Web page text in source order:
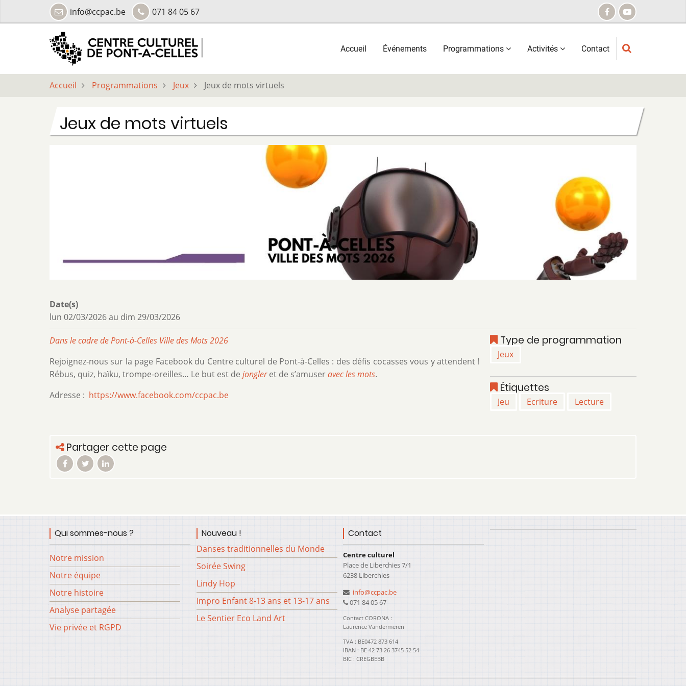
info@ccpac.be 071 84 05 67
Main
navigation
Accueil Événements Programmations Activités Contact
Accueil Programmations Jeux Jeux de mots virtuels
Jeux de mots virtuels
Date(s)
lun 02/03/2026au dim 29/03/2026
Dans le cadre de Pont-à-Celles Ville des Mots 2026
Rejoignez-nous sur la page Facebook du Centre culturel de Pont-à-Celles : des défis cocasses vous y attendent !
Rébus, quiz, haïku, trompe-oreilles… Le but est de jongleret de s’amuseravec lesmots.
Adresse : https://www.facebook.com/ccpac.be
Type de programmation
Jeux
Étiquettes
Jeu Ecriture Lecture
Partager cette page
Qui sommes-nous ?
Notre mission
Notre équipe
Notre histoire
Analyse partagée
Vie privée et RGPD
Nouveau !
Danses traditionnelles du Monde
Soirée Swing
Lindy Hop
Impro Enfant 8-13 ans et 13-17 ans
Le Sentier Eco Land Art
Contact
Centre culturel
Place de Liberchies 7/1
6238 Liberchies
info@ccpac.be
071 84 05 67
Contact CORONA :
Laurence Vandermeren
TVA : BE0472 873 614
IBAN : BE 42 73 26 3745 52 54
BIC : CREGBEBB